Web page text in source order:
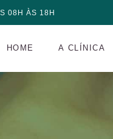
08H ÀS 18H
HOME A CLÍNICA